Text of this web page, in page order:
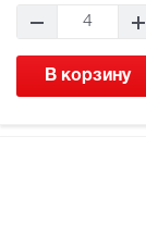
4
В корзину